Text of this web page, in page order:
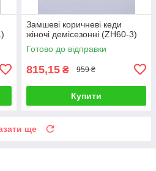
Замшеві коричневі кеди
жіночі демісезонні (ZH60-3)
Готово до відправки
815,15 ₴ 959 ₴
Купити
ще